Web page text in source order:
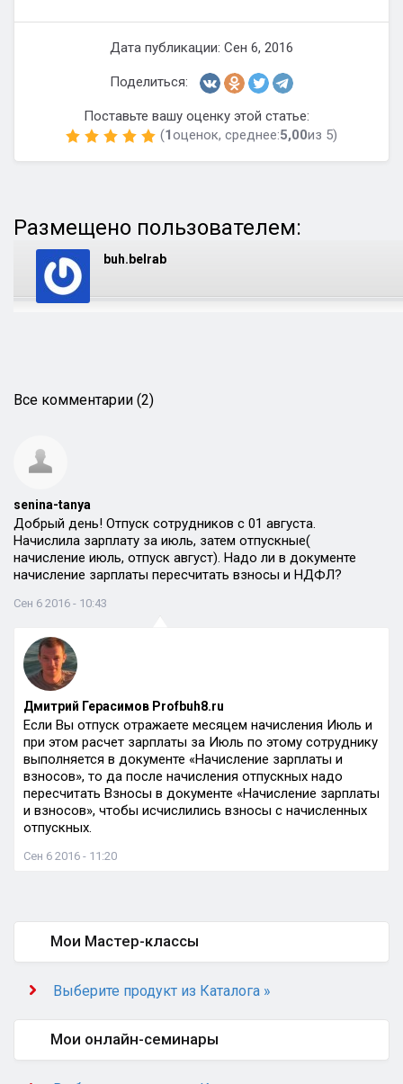
Дата публикации: Сен 6, 2016
Поделиться:
Поставьте вашу оценку этой статье:
(1оценок, среднее:5,00из 5)
Размещено пользователем:
buh.belrab
Все комментарии (2)
senina-tanya
Добрый день! Отпуск сотрудников с 01 августа.
Начислила зарплату за июль, затем отпускные(
начисление июль, отпуск август). Надо ли в документе
начисление зарплаты пересчитать взносы и НДФЛ?
Сен 6 2016 - 10:43
Дмитрий Герасимов Profbuh8.ru
Если Вы отпуск отражаете месяцем начисления Июль и
при этом расчет зарплаты за Июль по этому сотруднику
выполняется в документе «Начисление зарплаты и
взносов», то да после начисления отпускных надо
пересчитать Взносы в документе «Начисление зарплаты
и взносов», чтобы исчислились взносы с начисленных
отпускных.
Сен 6 2016 - 11:20
Мои Мастер-классы
Выберите продукт из Каталога »
Мои онлайн-семинары